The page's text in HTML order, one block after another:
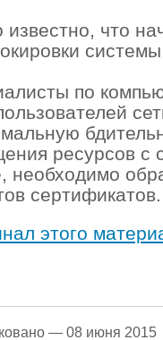
известно, что
по
ресурсов
необходимо
сертификатов.
этого
— 08 июня 2015